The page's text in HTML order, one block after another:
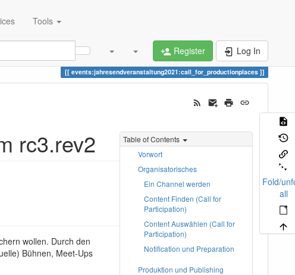
Tools
Register Log In
events:jahresendveranstaltung2021:call_for_productionplaces
Fold/
all
Table of Contents
Vorwort
Organisatorisches
Ein Channel werden
Content Finden (Call for
Participation)
Content Auswählen (Call for
Participation)
Notification und Preparation
Produktion und Publishing
rc3.rev2
wollen. Durch den
Bühnen, Meet-Ups